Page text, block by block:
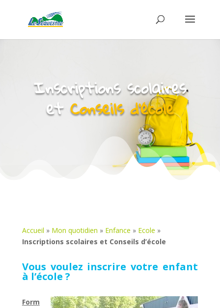
Inscriptions scolaires
et Conseils d’école
Accueil » Mon quotidien » Enfance » Ecole »
Inscriptions scolaires et Conseils d’école
Vous voulez inscrire votre enfant
à l’école ?
Form